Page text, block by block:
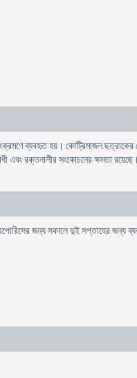
ব্যবহৃত হয়। কোট্রিমাজল
এবং রক্তনালীর সংকোচনের ক্ষমতা
জন্য সকালে দুই সপ্তাহের জন্য